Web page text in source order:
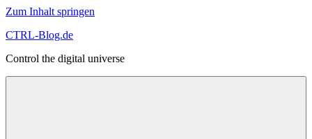
Zum Inhalt springen
CTRL-Blog.de
Control the digital universe